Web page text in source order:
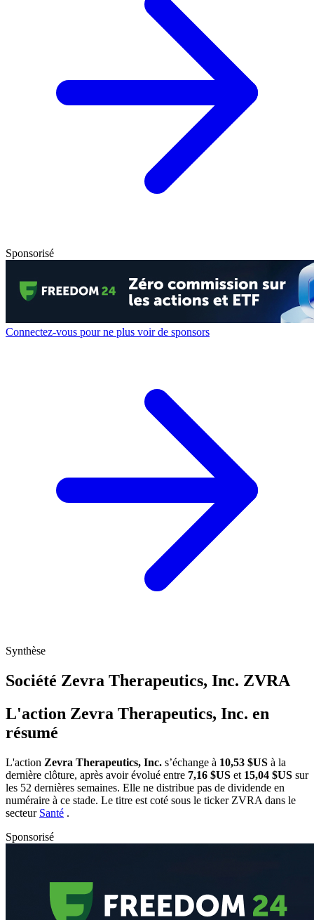
Sponsorisé
Connectez-vous pour ne plus voir de sponsors
Synthèse
Société Zevra Therapeutics, Inc. ZVRA
L'action Zevra Therapeutics, Inc. en
résumé
L'action Zevra Therapeutics, Inc. s’échange à 10,53 $US à la
dernière clôture, après avoir évolué entre 7,16 $US et 15,04 $US sur
les 52 dernières semaines. Elle ne distribue pas de dividende en
numéraire à ce stade. Le titre est coté sous le ticker ZVRA dans le
secteur Santé .
Sponsorisé